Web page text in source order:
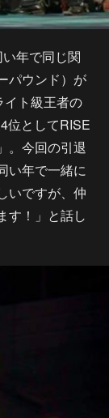
年で同じ関
パウンド）が
イト級王者の
位としてRISE
。今回の引退
い年で一緒に
いですが、仲
す！」と話し